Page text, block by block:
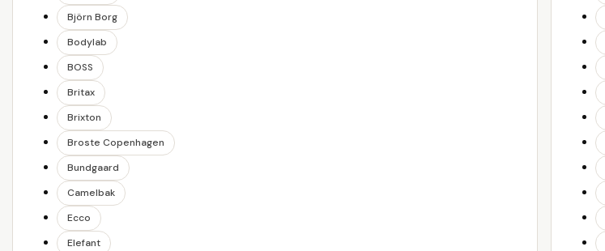
Björn Borg
Bodylab
BOSS
Britax
Brixton
Broste Copenhagen
Bundgaard
Camelbak
Ecco
Elefant